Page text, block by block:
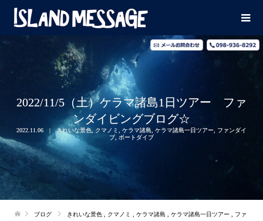
2022/11/5（土）ケラマ諸島1日ツアー ファ
ンダイビングブログ☆
2022.11.06 きれいな景色 クマノミ ケラマ諸島 ケラマ諸島一日ツアー
ファンダイ
ブ
ボートダイブ
ブログ きれいな景色 クマノミ ケラマ諸島 ケラマ諸島一日ツアー
ファ